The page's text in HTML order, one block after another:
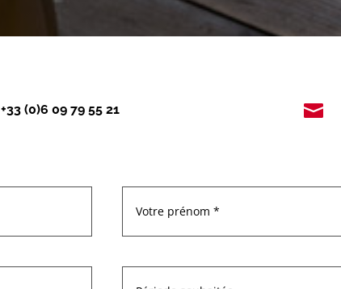
+33 (0)6 09 79 55 21 